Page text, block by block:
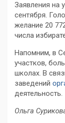
Заявления на
сентября.
желание 20
числа
Напомним, в
участков,
школах. В
заведений
деятельность.
Ольга